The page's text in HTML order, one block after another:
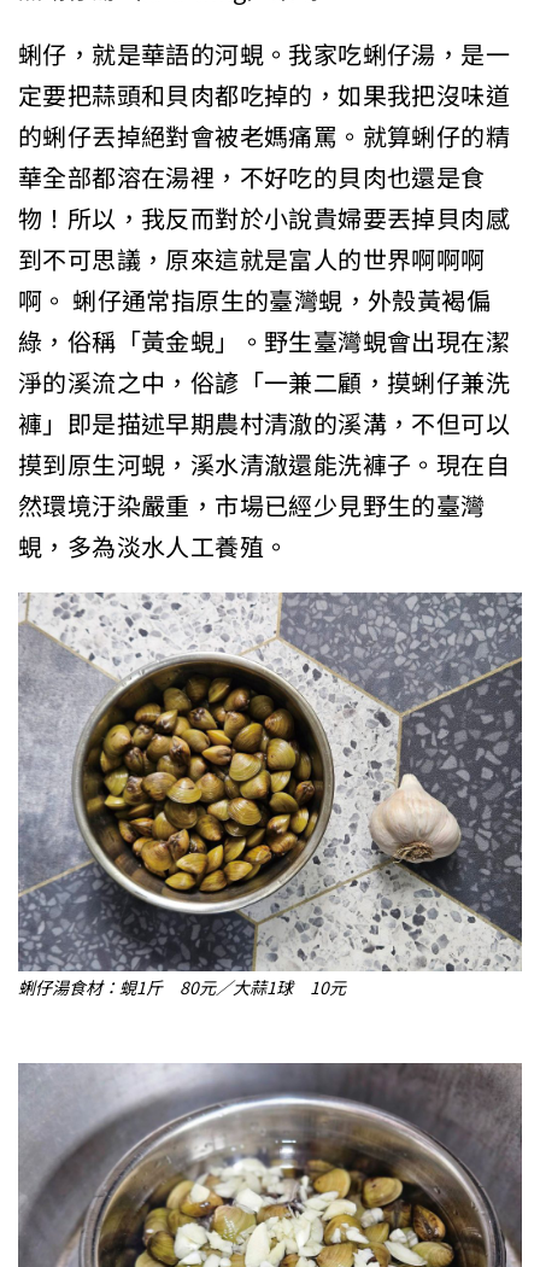
蜊仔，就是華語的河蜆。我家吃蜊仔湯，是一
定要把蒜頭和貝肉都吃掉的，如果我把沒味道
的蜊仔丟掉絕對會被老媽痛罵。就算蜊仔的精
華全部都溶在湯裡，不好吃的貝肉也還是食
物！所以，我反而對於小說貴婦要丟掉貝肉感
到不可思議，原來這就是富人的世界啊啊啊
啊。 蜊仔通常指原生的臺灣蜆，外殼黃褐偏
綠，俗稱「黃金蜆」。野生臺灣蜆會出現在潔
淨的溪流之中，俗諺「一兼二顧，摸蜊仔兼洗
褲」即是描述早期農村清澈的溪溝，不但可以
摸到原生河蜆，溪水清澈還能洗褲子。現在自
然環境汙染嚴重，市場已經少見野生的臺灣
蜆，多為淡水人工養殖。
蜊仔湯食材：蜆1斤 80元／大蒜1球 10元